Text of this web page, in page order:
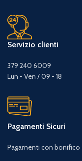
Servizio clienti
379 240 6009
Lun - Ven / 09 - 18
Pagamenti Sicuri
Pagamenti con bonifico